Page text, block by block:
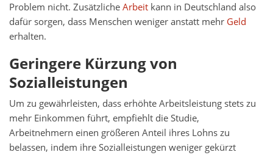
Problem nicht. ZusätzlicheArbeit kann in Deutschland also
dafür sorgen, dass Menschen weniger anstatt mehr Geld
erhalten.
Geringere Kürzung von
Sozialleistungen
Um zu gewährleisten, dass erhöhte Arbeitsleistung stets zu
mehr Einkommen führt, empfiehlt die Studie,
Arbeitnehmern einen größeren Anteil ihres Lohns zu
belassen, indem ihre Sozialleistungen weniger gekürzt